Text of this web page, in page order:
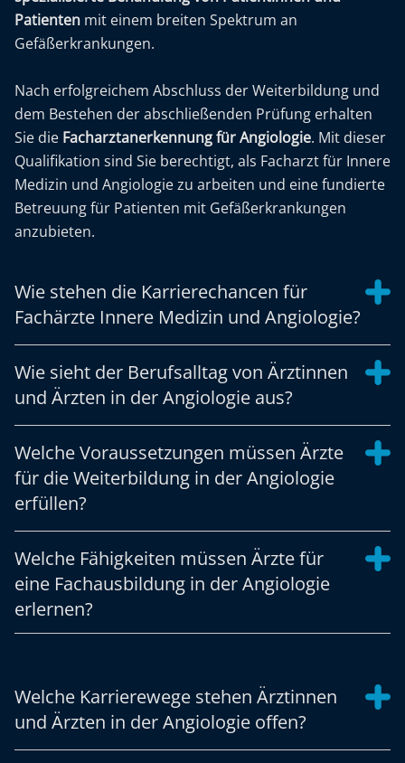
Patienten mit einem breiten Spektrum an
Gefäßerkrankungen.
Nach erfolgreichem Abschluss der Weiterbildung und
dem Bestehen der abschließenden Prüfung erhalten
Sie die Facharztanerkennung für Angiologie. Mit dieser
Qualifikation sind Sie berechtigt, als Facharzt für Innere
Medizin und Angiologie zu arbeiten und eine fundierte
Betreuung für Patienten mit Gefäßerkrankungen
anzubieten.
Wie stehen die Karrierechancen für
Fachärzte Innere Medizin und Angiologie?
Wie sieht der Berufsalltag von Ärztinnen
und Ärzten in der Angiologie aus?
Welche Voraussetzungen müssen Ärzte
für die Weiterbildung in der Angiologie
erfüllen?
Welche Fähigkeiten müssen Ärzte für
eine Fachausbildung in der Angiologie
erlernen?
Welche Karrierewege stehen Ärztinnen
und Ärzten in der Angiologie offen?